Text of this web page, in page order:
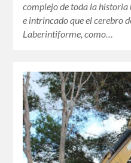
complejo de toda la
e intrincado que el cerebro
Laberintiforme, como…